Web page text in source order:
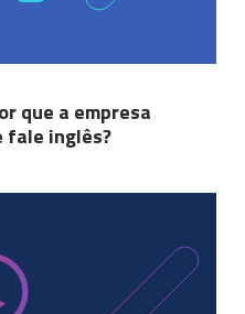
que a empresa
fale inglês?